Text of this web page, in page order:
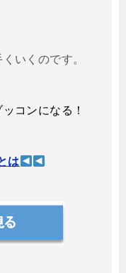
いくのです。
コンになる！
は